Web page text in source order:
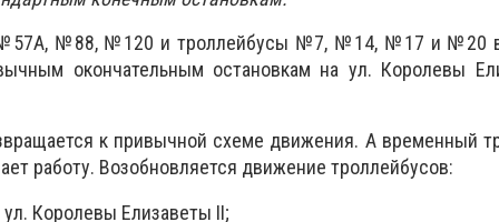
№88, №120 и троллейбусы №7, №14, №17 и №20
окончательным остановкам на ул. Королевы
к привычной схеме движения. А временный
работу. Возобновляется движение троллейбусов:
Королевы Елизаветы II;